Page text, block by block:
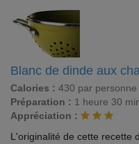
Blanc de dinde aux
Calories : 430 par personne
Préparation : 1 heure 30
Appréciation :
L'originalité de cette recette